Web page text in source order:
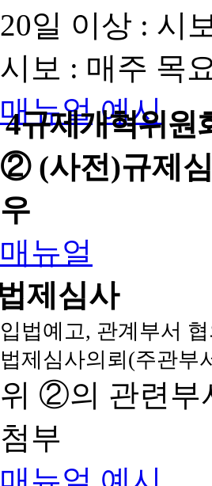
20일 이상 : 시
시보 : 매주 목
매뉴얼 예시
4규제개혁위원
② (사전)규제
우
매뉴얼
제심사
입법예고, 관계부서
법제심사의뢰(주관
위 ②의 관련부
첨부